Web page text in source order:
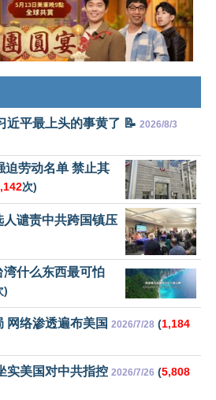
近平最上头的事黄了 📝 2026/8/3
迫劳动名单 禁止其
次)
谴责中共跨国镇压
什么东西最可怕
)
网络渗透遍布美国 2026/7/28 (1,184
实美国对中共指控 2026/7/26 (5,808